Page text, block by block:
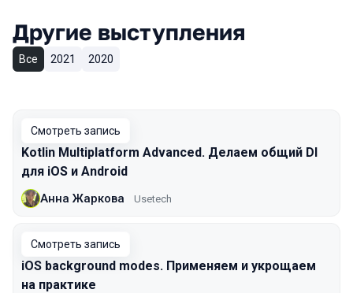
Другие выступления
Все 2021 2020
Смотреть запись
Kotlin Multiplatform Advanced. Делаем общий DI
для iOS и Android
Анна Жаркова Usetech
Смотреть запись
iOS background modes. Применяем и укрощаем
на практике